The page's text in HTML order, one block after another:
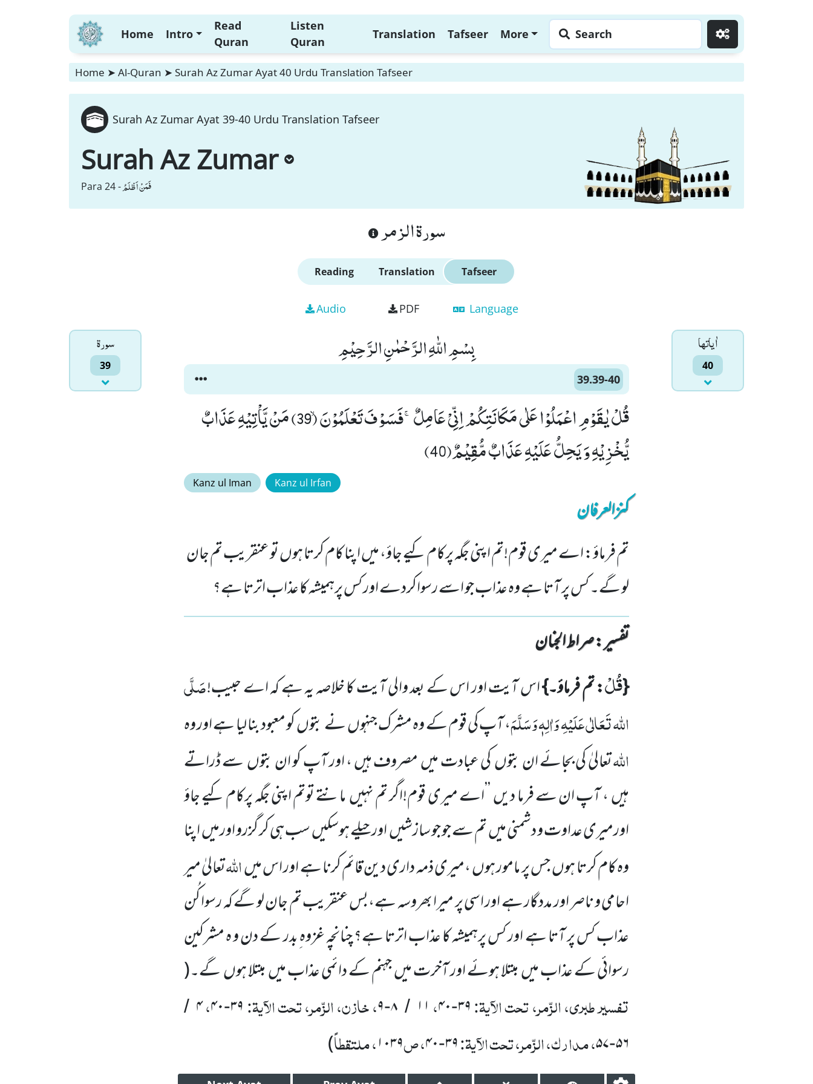
Home Intro
Read
Quran
Listen
Quran
Translation Tafseer More Search
Home ➤ Al-Quran ➤ Surah Az Zumar Ayat 40 Urdu Translation Tafseer
Surah Az Zumar Ayat 39-40 Urdu Translation Tafseer
Surah Az Zumar
Para 24 -فَمَنْ اَظْلَمُ
سورة الزمر
Reading Translation Tafseer
Audio PDF Language
سورۃ
39
اٰياتها
40
بِسْمِ اللّٰهِ الرَّحْمٰنِ الرَّحِیْمِ
39.39-40
قُلْ یٰقَوْمِ اعْمَلُوْا عَلٰى مَكَانَتِكُمْ اِنِّیْ عَامِلٌۚ-فَسَوْفَ تَعْلَمُوْنَۙ (39) مَنْ یَّاْتِیْهِ عَذَابٌ
یُّخْزِیْهِ وَ یَحِلُّ عَلَیْهِ عَذَابٌ مُّقِیْمٌ(40)
Kanz ul Iman Kanz ul Irfan
کنزالعرفان
تم فرماؤ: اے میری قوم!تم اپنی جگہ پرکام کیے جاؤ، میں اپنا کام کرتا ہوں تو عنقریب تم جان
لو گے۔ کس پر آتا ہے وہ عذاب جو اسے رسواکردے اور کس پرہمیشہ کا عذاب اترتا ہے؟
تفسیر : ‎صراط الجنان
{قُلْ: تم فرماؤ۔}اس آیت اور اس کے بعد والی آیت کا خلاصہ یہ ہے کہ اے حبیب!صَلَّی
اللہ تَعَالٰی عَلَیْہِ وَاٰلِہٖ وَسَلَّمَ، آپ کی قوم کے وہ مشرک جنہوںنے بتوںکو معبود بنا لیا ہے اور وہ
اللہتعالیٰ کی بجائے ان بتوںکی عبادت میںمصروف ہیں ، اور آپ کو ان بتوںسے ڈراتے
ہیں، آپ ان سے فرما دیں’’اے میری قوم!اگر تم نہیںمانتے توتم اپنی جگہ پرکام کیے جاؤ
اورمیری عداوت و دشمنی میںتم سے جو جو سازشیںاور حیلے ہوسکیںسب ہی کر گزرو اورمیںاپنا
وہ کام کرتا ہوںجس پر مامور ہوں،میری ذمہ داری دین قائم کرنا ہے اور اس میںاللہتعالیٰ میر
احامی و ناصر اور مددگار ہے اور اسی پر میرا بھروسہ ہے،بس عنقریب تم جان لو گے کہ رسوا کُن
عذاب کس پر آتا ہے اور کس پرہمیشہ کا عذاب اترتا ہے؟ چنانچہ غزوہ ِبدر کے دن و ہ مشرکین
رسوائی کے عذاب میںمبتلا ہوئے اور آخرت میںجہنم کے دائمی عذاب میںمبتلا ہوںگے۔(
تفسیر طبری، الزّمر، تحت الآیۃ:۳۹-۴۰، ۱۱ / ۸-۹، خازن، الزّمر، تحت الآیۃ:۳۹-۴۰،۴ /
۵۶-۵۷، مدارک، الزّمر، تحت الآیۃ:۳۹-۴۰، ص۱۰۳۹، ملتقطاً)